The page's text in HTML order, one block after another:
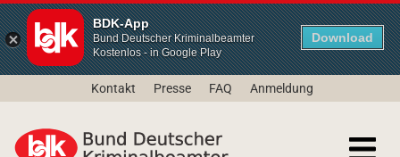
BDK-App
Bund Deutscher Kriminalbeamter
Kostenlos - in Google Play
Download
Kontakt Presse FAQ Anmeldung